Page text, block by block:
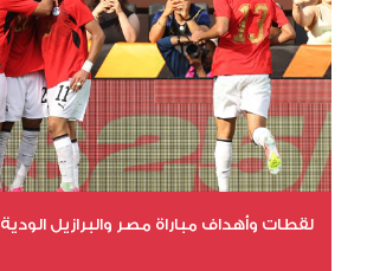
لقطات وأهداف مباراة مصر والبرازيل الودية